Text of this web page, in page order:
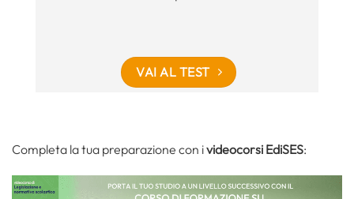
VAI AL TEST
Completa la tua preparazione con ivideocorsi EdiSES: